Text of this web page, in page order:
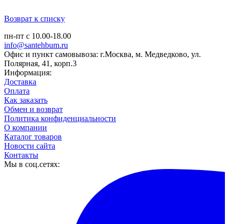
Возврат к списку
пн-пт с 10.00-18.00
info@santehbum.ru
Офис и пункт самовывоза: г.Москва, м. Медведково, ул.
Полярная, 41, корп.3
Информация:
Доставка
Оплата
Как заказать
Обмен и возврат
Политика конфиденциальности
О компании
Каталог товаров
Новости сайта
Контакты
Мы в соц.сетях: